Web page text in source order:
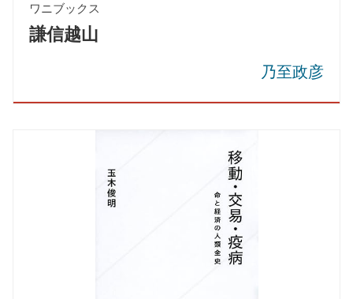
ワニブックス
謙信越山
乃至政彦